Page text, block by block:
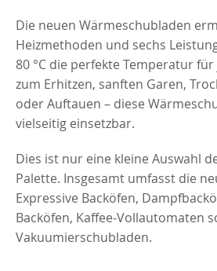
Die neuen Wärmeschubladen
Heizmethoden und sechs
80 °C die perfekte Temperatur
zum Erhitzen, sanften Garen,
oder Auftauen – diese
vielseitig einsetzbar.
Dies ist nur eine kleine Auswahl
Palette. Insgesamt umfasst die
Expressive Backöfen,
Backöfen, Kaffee-Vollautomaten
Vakuumierschubladen.